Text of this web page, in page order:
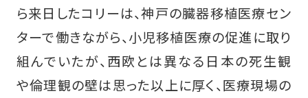
ら来日したコリーは、神戸の臓器移植医療セン
ターで働きながら、小児移植医療の促進に取り
組んでいたが、西欧とは異なる日本の死生観
や倫理観の壁は思った以上に厚く、医療現場の